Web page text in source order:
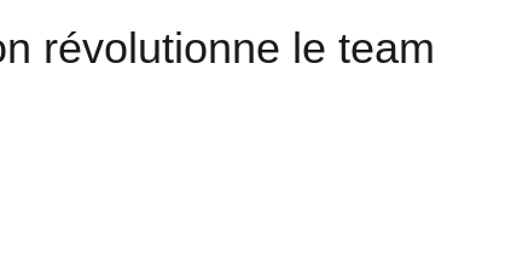
révolutionne le team